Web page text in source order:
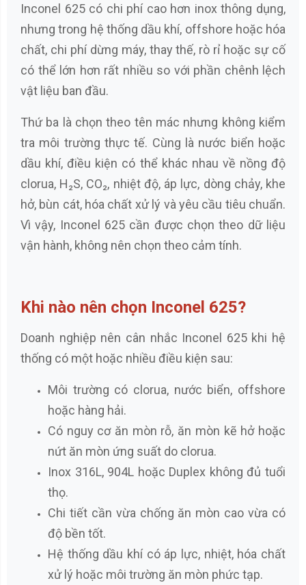
Inconel 625 có chi phí cao hơn inox thông dụng,
nhưng trong hệ thống dầu khí, offshore hoặc hóa
chất, chi phí dừng máy, thay thế, rò rỉ hoặc sự cố
có thể lớn hơn rất nhiều so với phần chênh lệch
vật liệu ban đầu.
Thứ ba là chọn theo tên mác nhưng không kiểm
tra môi trường thực tế. Cùng là nước biển hoặc
dầu khí, điều kiện có thể khác nhau về nồng độ
clorua, H₂S, CO₂, nhiệt độ, áp lực, dòng chảy, khe
hở, bùn cát, hóa chất xử lý và yêu cầu tiêu chuẩn.
Vì vậy, Inconel 625 cần được chọn theo dữ liệu
vận hành, không nên chọn theo cảm tính.
Khi nào nên chọn Inconel 625?
Doanh nghiệp nên cân nhắc Inconel 625 khi hệ
thống có một hoặc nhiều điều kiện sau:
Môi trường có clorua, nước biển, offshore
hoặc hàng hải.
Có nguy cơ ăn mòn rỗ, ăn mòn kẽ hở hoặc
nứt ăn mòn ứng suất do clorua.
Inox 316L, 904L hoặc Duplex không đủ tuổi
thọ.
Chi tiết cần vừa chống ăn mòn cao vừa có
độ bền tốt.
Hệ thống dầu khí có áp lực, nhiệt, hóa chất
xử lý hoặc môi trường ăn mòn phức tạp.